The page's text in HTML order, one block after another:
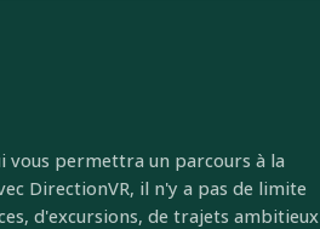
vous permettra un parcours à la
DirectionVR, il n'y a pas de limite
d'excursions, de trajets ambitieux